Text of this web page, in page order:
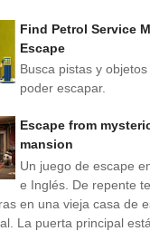
Find Petrol Service
Escape
Busca pistas y
poder escapar.
Escape from
mansion
Un juego de escape
e Inglés. De repente te
en una vieja casa de
La puerta principal